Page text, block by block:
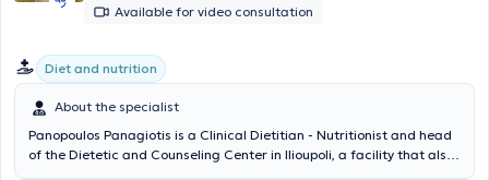
Available for video consultation
Diet and nutrition
About the specialist
Panopoulos Panagiotis is a Clinical Dietitian - Nutritionist and head
of the Dietetic and Counseling Center in Ilioupoli, a facility that also